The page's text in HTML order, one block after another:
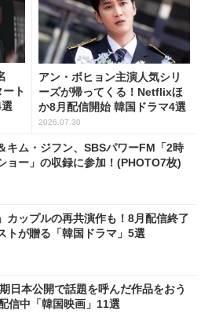
ト
アン・ボヒョン主演人気シリ
ーズが帰ってくる！Netflixほ
か8月配信開始 韓国ドラマ4選
2026.07.30
キム・ジフン、SBSパワーFM「2時
ョー」の収録に参加！(PHOTO7枚)
カップルの再共演作も！8月配信終了
トが贈る「韓国ドラマ」5選
日本公開で話題を呼んだ作品をおう
信中「韓国映画」11選